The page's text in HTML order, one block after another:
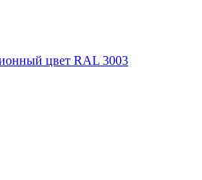
цвет RAL 3003